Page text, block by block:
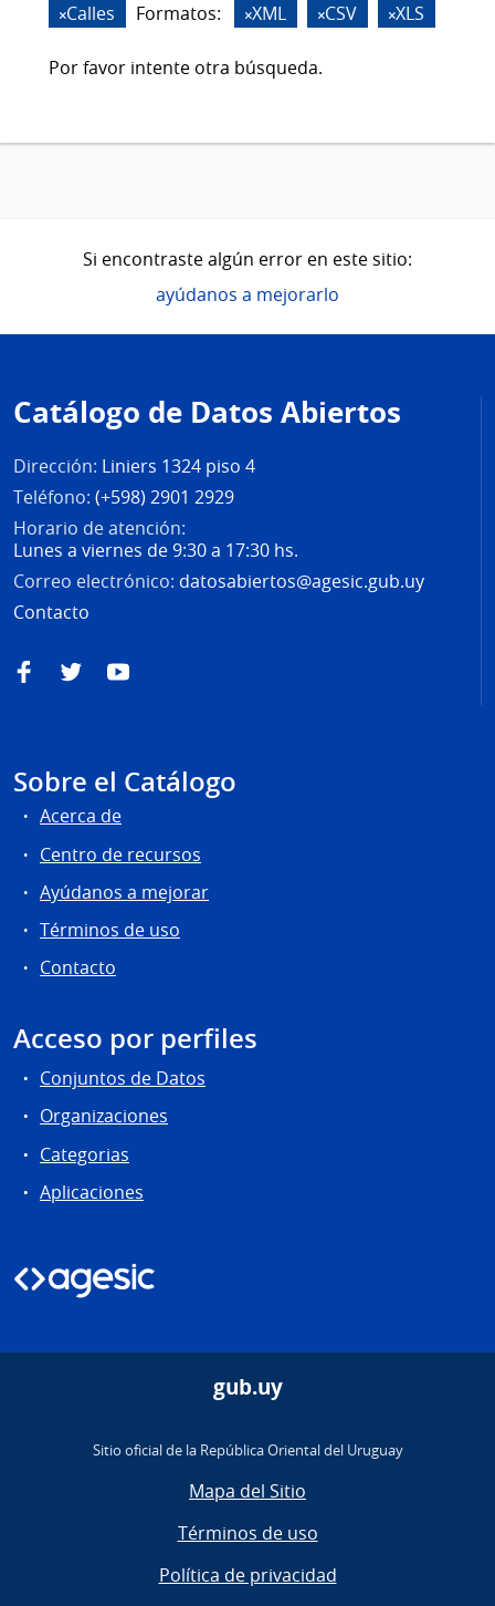
Calles
Formatos: XML CSV XLS
Por favor intente otra búsqueda.
Si encontraste algún error en este sitio:
ayúdanos a mejorarlo
de
página
Catálogo de Datos Abiertos
Dirección: Liniers 1324 piso 4
Teléfono: (+598) 2901 2929
Horario de atención:
Lunes a viernes de 9:30 a 17:30 hs.
Correo electrónico: datosabiertos@agesic.gub.uy
Contacto
FacebookTwitterYouTube
Sobre el Catálogo
Acerca de
Centro de recursos
Ayúdanos a mejorar
Términos de uso
Contacto
Acceso por perfiles
Conjuntos de Datos
Organizaciones
Categorias
Aplicaciones
gub.uy
Sitio oficial de la República Oriental del Uruguay
Mapa del Sitio
Términos de uso
Política de privacidad